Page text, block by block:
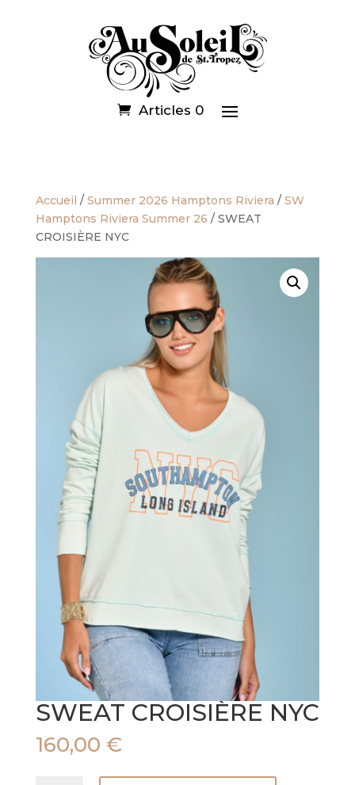
Articles 0
Accueil / Summer 2026 Hamptons Riviera / SW
Hamptons Riviera Summer 26 / SWEAT
CROISIÈRE NYC
SWEAT CROISIÈRE NYC
160,00 €